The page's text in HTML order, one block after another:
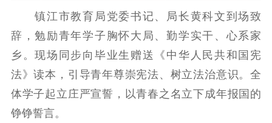
科研创新
服务管理平台
智库服务
管理平台
文艺创作
服务管理
文化产业
统计分析
数字出版
审读服务
新闻发布工作备
案管理系统
电影
服务
理论宣讲
共建共享平台
政工继续教育学
习平台
镇江市教育局党委书记、局长黄科文到场致
辞，勉励青年学子胸怀大局、勤学实干、心系家
乡。现场同步向毕业生赠送《中华人民共和国宪
法》读本，引导青年尊崇宪法、树立法治意识。全
体学子起立庄严宣誓，以青春之名立下成年报国的
铮铮誓言。